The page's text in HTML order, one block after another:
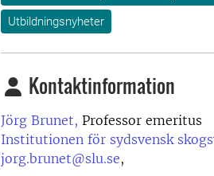
Utbildningsnyheter
Kontaktinformation
Jörg Brunet, Professor emeritus
Institutionen för sydsvensk
jorg.brunet@slu.se,